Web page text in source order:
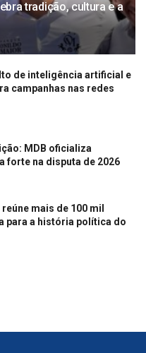
tradição, cultura e a
de inteligência artificial e
campanhas nas redes
MDB oficializa
forte na disputa de 2026
mais de 100 mil
para a história política do